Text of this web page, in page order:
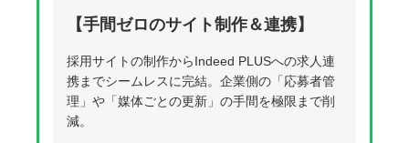
【手間ゼロのサイト制作＆連携】
採用サイトの制作からIndeed PLUSへの求人連
携までシームレスに完結。企業側の「応募者管
理」や「媒体ごとの更新」の手間を極限まで削
減。